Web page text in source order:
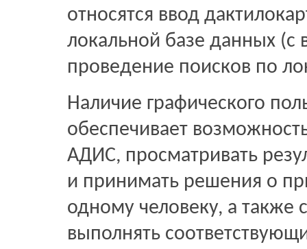
относятся ввод
локальной базе данных (с
проведение поисков по
Наличие графического
обеспечивает
АДИС, просматривать
и принимать решения о
одному человеку, а также
выполнять